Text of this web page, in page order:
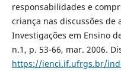
responsabilidades e
criança nas discussões de
Investigações em Ensino
n.1, p. 53-66, mar. 2006.
https://ienci.if.ufrgs.br/